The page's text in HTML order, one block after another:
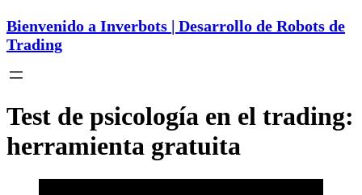
Bienvenido a Inverbots | Desarrollo de Robots de
Trading
Test de psicología en el trading:
herramienta gratuita